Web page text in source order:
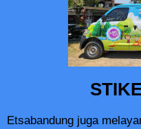
Etsabandung juga